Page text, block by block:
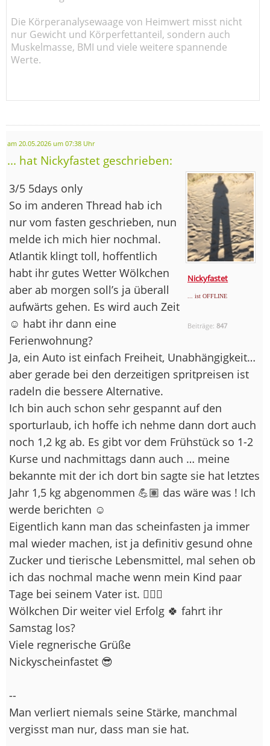
Die Körperanalysewaage von Heimwert misst nicht
nur Gewicht und Körperfettanteil, sondern auch
Muskelmasse, BMI und viele weitere spannende
Werte.
am 20.05.2026 um 07:38 Uhr
... hat Nickyfastet geschrieben:
Nickyfastet
... ist OFFLINE
Beiträge:847
3/5 5days only
So im anderen Thread hab ich
nur vom fasten geschrieben, nun
melde ich mich hier nochmal.
Atlantik klingt toll, hoffentlich
habt ihr gutes Wetter Wölkchen
aber ab morgen soll’s ja überall
aufwärts gehen. Es wird auch Zeit
☺️ habt ihr dann eine
Ferienwohnung?
Ja, ein Auto ist einfach Freiheit, Unabhängigkeit…
aber gerade bei den derzeitigen spritpreisen ist
radeln die bessere Alternative.
Ich bin auch schon sehr gespannt auf den
sporturlaub, ich hoffe ich nehme dann dort auch
noch 1,2 kg ab. Es gibt vor dem Frühstück so 1-2
Kurse und nachmittags dann auch … meine
bekannte mit der ich dort bin sagte sie hat letztes
Jahr 1,5 kg abgenommen 💪🏽 das wäre was ! Ich
werde berichten ☺️
Eigentlich kann man das scheinfasten ja immer
mal wieder machen, ist ja definitiv gesund ohne
Zucker und tierische Lebensmittel, mal sehen ob
ich das nochmal mache wenn mein Kind paar
Tage bei seinem Vater ist. 🤷🏽‍♀️
Wölkchen Dir weiter viel Erfolg 🍀 fahrt ihr
Samstag los?
Viele regnerische Grüße
Nickyscheinfastet 😎
--
Man verliert niemals seine Stärke, manchmal
vergisst man nur, dass man sie hat.